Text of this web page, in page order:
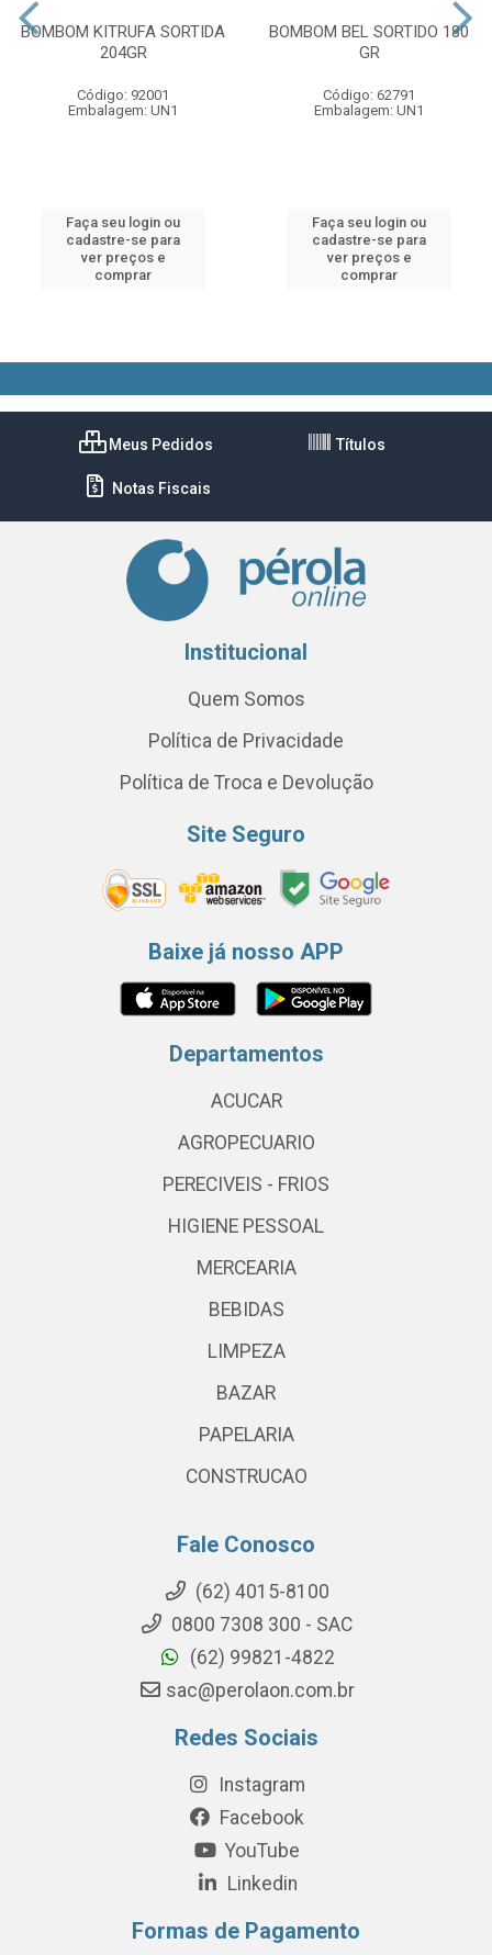
BOMBOM KITRUFA SORTIDA
204GR
Código: 92001
Embalagem: UN1
Faça seu login ou
cadastre-se para
ver preços e
comprar
BOMBOM BEL SORTIDO 180
GR
Código: 62791
Embalagem: UN1
Faça seu login ou
cadastre-se para
ver preços e
comprar
Meus Pedidos Títulos
Notas Fiscais
Institucional
Quem Somos
Política de Privacidade
Política de Troca e Devolução
Site Seguro
Baixe já nosso APP
Departamentos
ACUCAR
AGROPECUARIO
PERECIVEIS - FRIOS
HIGIENE PESSOAL
MERCEARIA
BEBIDAS
LIMPEZA
BAZAR
PAPELARIA
CONSTRUCAO
Fale Conosco
(62) 4015-8100
0800 7308 300 - SAC
(62) 99821-4822
sac@perolaon.com.br
Redes Sociais
Instagram
Facebook
YouTube
Linkedin
Formas de Pagamento